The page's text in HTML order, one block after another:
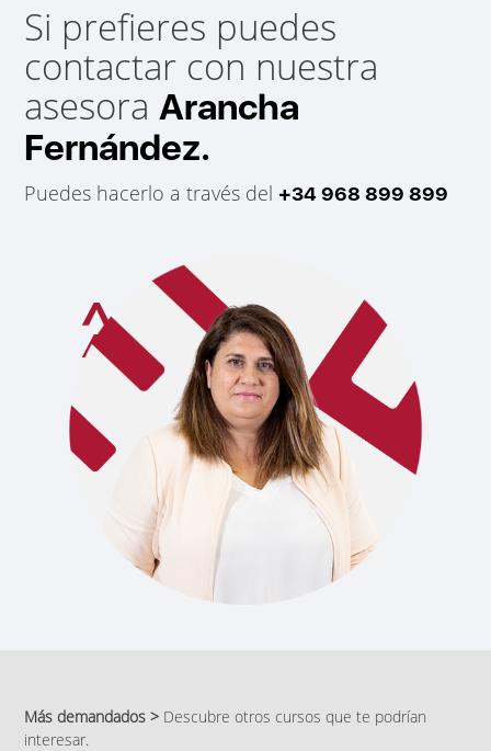
Si prefieres puedes
contactar con nuestra
asesoraArancha
Fernández.
Puedes hacerlo a través del +34 968 899 899
Más demandados > Descubre otros cursos que te podrían
interesar.